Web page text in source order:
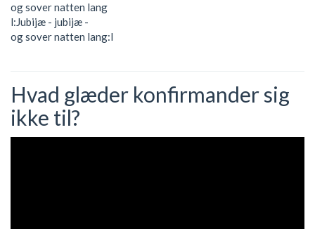
og sover natten lang
l:Jubijæ - jubijæ -
og sover natten lang:l
Hvad glæder konfirmander sig
ikke til?